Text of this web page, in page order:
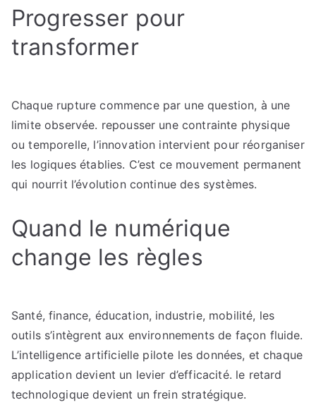
Progresser pour
transformer
Chaque rupture commence par une question, à une
limite observée. repousser une contrainte physique
ou temporelle, l’innovation intervient pour réorganiser
les logiques établies. C’est ce mouvement permanent
qui nourrit l’évolution continue des systèmes.
Quand le numérique
change les règles
Santé, finance, éducation, industrie, mobilité, les
outils s’intègrent aux environnements de façon fluide.
L’intelligence artificielle pilote les données, et chaque
application devient un levier d’efficacité. le retard
technologique devient un frein stratégique.